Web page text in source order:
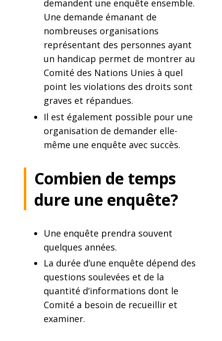
demandent une enquête ensemble.
Une demande émanant de
nombreuses organisations
représentant des personnes ayant
un handicap permet de montrer au
Comité des Nations Unies à quel
point les violations des droits sont
graves et répandues.
Il est également possible pour une
organisation de demander elle-
même une enquête avec succès.
Combien de temps
dure une enquête?
Une enquête prendra souvent
quelques années.
La durée d’une enquête dépend des
questions soulevées et de la
quantité d’informations dont le
Comité a besoin de recueillir et
examiner.